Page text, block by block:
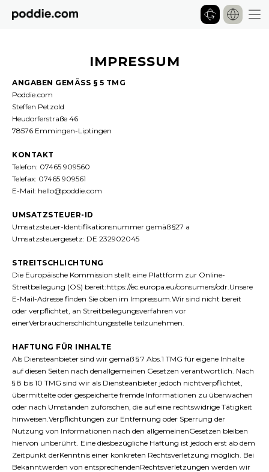
IMPRESSUM
ANGABEN GEMÄSS § 5 TMG
Poddie.com
Steffen Petzold
Heudorferstraße 46
78576 Emmingen-Liptingen
KONTAKT
Telefon: 07465 909560
Telefax: 07465 909561
E-Mail: hello@poddie.com
UMSATZSTEUER-ID
Umsatzsteuer-Identifikationsnummer gemäß §27 a
Umsatzsteuergesetz: DE 232902045
STREITSCHLICHTUNG
Die Europäische Kommission stellt eine Plattform zur Online-
Streitbeilegung (OS) bereit:https://ec.europa.eu/consumers/odr.Unsere
E-Mail-Adresse finden Sie oben im Impressum.Wir sind nicht bereit
oder verpflichtet, an Streitbeilegungsverfahren vor
einerVerbraucherschlichtungsstelle teilzunehmen.
HAFTUNG FÜR INHALTE
Als Diensteanbieter sind wir gemäß § 7 Abs.1 TMG für eigene Inhalte
auf diesen Seiten nach denallgemeinen Gesetzen verantwortlich. Nach
§ 8 bis 10 TMG sind wir als Diensteanbieter jedoch nichtverpflichtet,
übermittelte oder gespeicherte fremde Informationen zu überwachen
oder nach Umständen zuforschen, die auf eine rechtswidrige Tätigkeit
hinweisen.Verpflichtungen zur Entfernung oder Sperrung der
Nutzung von Informationen nach den allgemeinenGesetzen bleiben
hiervon unberührt. Eine diesbezügliche Haftung ist jedoch erst ab dem
Zeitpunkt derKenntnis einer konkreten Rechtsverletzung möglich. Bei
Bekanntwerden von entsprechendenRechtsverletzungen werden wir